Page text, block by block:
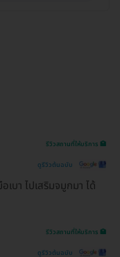
รีวิวสถานที่ให้บริการ 🏥
ดูรีวิวต้นฉบับ
บา ไปเสริมจมูกมา ได้
รีวิวสถานที่ให้บริการ 🏥
ดูรีวิวต้นฉบับ